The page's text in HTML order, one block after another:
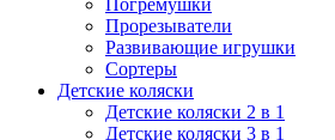
Погремушки
Прорезыватели
Развивающие игрушки
Сортеры
Детские коляски
Детские коляски 2 в 1
Детские коляски 3 в 1